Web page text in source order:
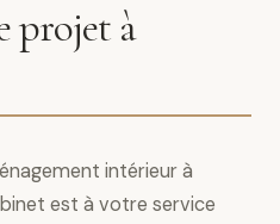
projet à
intérieur à
est à votre service